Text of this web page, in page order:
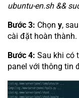
ubuntu-en.sh &&
Bước 3: Chọn y,
cài đặt hoàn thành.
Bước 4: Sau khi có
panel với thông tin